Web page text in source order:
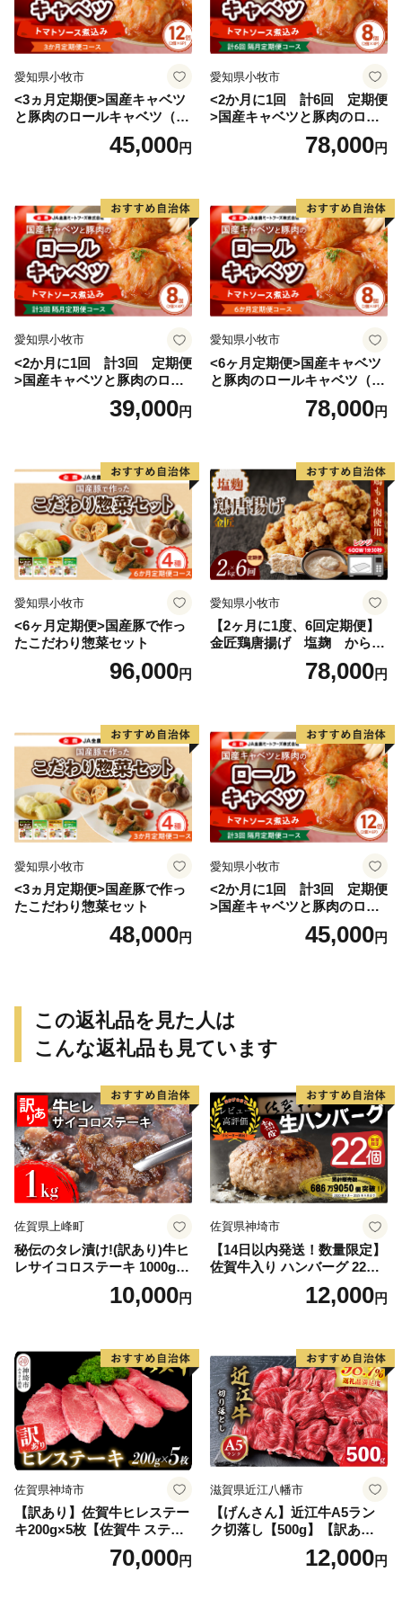
愛知県小牧市
<3ヵ月定期便>国産キャベツ
と豚肉のロールキャベツ（6P
45,000円
愛知県小牧市
<2か月に1回 計6回 定期便
>国産キャベツと豚肉のロー
ルキャベツ（4P入り）
78,000円
愛知県小牧市
<2か月に1回 計3回 定期便
>国産キャベツと豚肉のロー
ルキャベツ（4P入り）
39,000円
愛知県小牧市
<6ヶ月定期便>国産キャベツ
と豚肉のロールキャベツ（4P
78,000円
愛知県小牧市
<6ヶ月定期便>国産豚で作っ
たこだわり惣菜セット
96,000円
愛知県小牧市
【2ヶ月に1度、6回定期便】
金匠鶏唐揚げ 塩麹 からあ
78,000円
愛知県小牧市
<3ヵ月定期便>国産豚で作っ
たこだわり惣菜セット
48,000円
愛知県小牧市
<2か月に1回 計3回 定期便
>国産キャベツと豚肉のロー
ルキャベツ（6P入り）
45,000円
この返礼品を見た人は
こんな返礼品も見ています
佐賀県上峰町
秘伝のタレ漬け!(訳あり)牛ヒ
レサイコロステーキ 1000g
10,000円
佐賀県神埼市
【14日以内発送！数量限定】
佐賀牛入り ハンバーグ 22個
2.6kg(120g×22個)【佐賀牛
黒毛和牛 ブランド牛 九州 ハ
気】(H083106)
12,000円
佐賀県神埼市
【訳あり】佐賀牛ヒレステー
キ200g×5枚【佐賀牛 ステー
キ ブランド肉 ヒレ肉 フィレ
肉 ジューシー ヘルシー】(H0
70,000円
滋賀県近江八幡市
【げんさん】近江牛A5ラン
ク切落し【500g】【訳あり】
12,000円